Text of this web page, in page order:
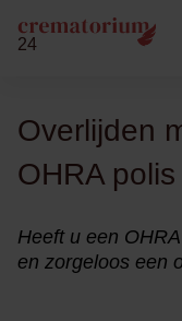
24
Overlijden
OHRA polis
Heeft u een
en zorgeloos een